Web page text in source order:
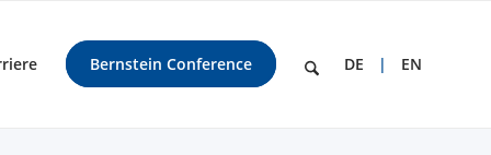
Bernstein Conference DE EN